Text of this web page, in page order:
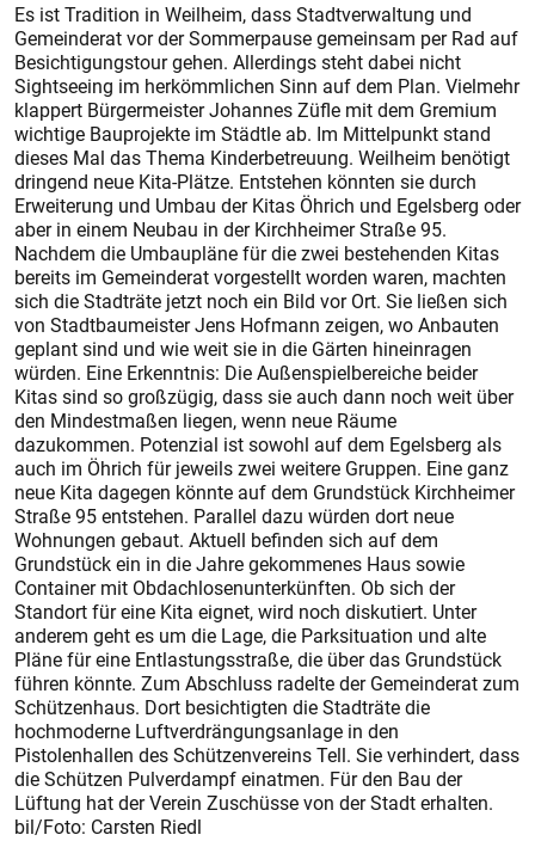
Es ist Tradition in Weilheim, dass Stadtverwaltung und
Gemeinderat vor der Sommerpause gemeinsam per Rad auf
Besichtigungstour gehen. Allerdings steht dabei nicht
Sightseeing im herkömmlichen Sinn auf dem Plan. Vielmehr
klappert Bürgermeister Johannes Züfle mit dem Gremium
wichtige Bauprojekte im Städtle ab. Im Mittelpunkt stand
dieses Mal das Thema Kinderbetreuung. Weilheim benötigt
dringend neue Kita-Plätze. Entstehen könnten sie durch
Erweiterung und Umbau der Kitas Öhrich und Egelsberg oder
aber in einem Neubau in der Kirchheimer Straße 95.
Nachdem die Umbaupläne für die zwei bestehenden Kitas
bereits im Gemeinderat vorgestellt worden waren, machten
sich die Stadträte jetzt noch ein Bild vor Ort. Sie ließen sich
von Stadtbaumeister Jens Hofmann zeigen, wo Anbauten
geplant sind und wie weit sie in die Gärten hineinragen
würden. Eine Erkenntnis: Die Außenspielbereiche beider
Kitas sind so großzügig, dass sie auch dann noch weit über
den Mindestmaßen liegen, wenn neue Räume
dazukommen. Potenzial ist sowohl auf dem Egelsberg als
auch im Öhrich für jeweils zwei weitere Gruppen. Eine ganz
neue Kita dagegen könnte auf dem Grundstück Kirchheimer
Straße 95 entstehen. Parallel dazu würden dort neue
Wohnungen gebaut. Aktuell befinden sich auf dem
Grundstück ein in die Jahre gekommenes Haus sowie
Container mit Obdachlosenunterkünften. Ob sich der
Standort für eine Kita eignet, wird noch diskutiert. Unter
anderem geht es um die Lage, die Parksituation und alte
Pläne für eine Entlastungsstraße, die über das Grundstück
führen könnte. Zum Abschluss radelte der Gemeinderat zum
Schützenhaus. Dort besichtigten die Stadträte die
hochmoderne Luftverdrängungsanlage in den
Pistolenhallen des Schützenvereins Tell. Sie verhindert, dass
die Schützen Pulverdampf einatmen. Für den Bau der
Lüftung hat der Verein Zuschüsse von der Stadt erhalten.
bil/Foto: Carsten Riedl